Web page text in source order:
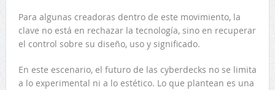
Para algunas creadoras dentro de este movimiento, la
clave no está en rechazar la tecnología, sino en recuperar
el control sobre su diseño, uso y significado.
En este escenario, el futuro de las cyberdecks no se limita
a lo experimental ni a lo estético. Lo que plantean es una